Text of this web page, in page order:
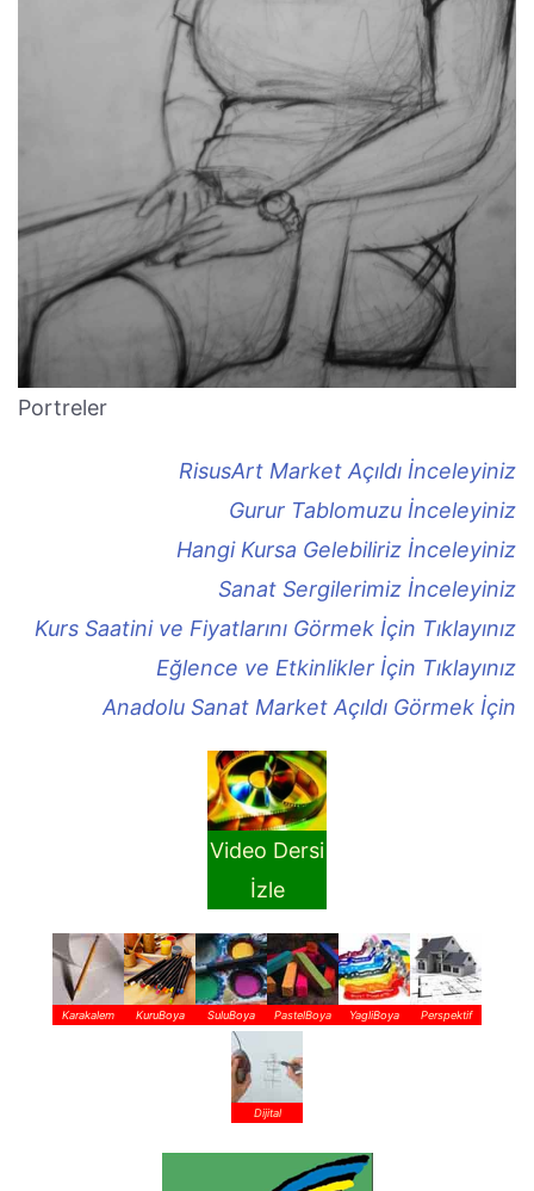
Portreler
RisusArt Market Açıldı İnceleyiniz
Gurur Tablomuzu İnceleyiniz
Hangi Kursa Gelebiliriz İnceleyiniz
Sanat Sergilerimiz İnceleyiniz
Kurs Saatini ve Fiyatlarını Görmek İçin Tıklayınız
Eğlence ve Etkinlikler İçin Tıklayınız
Anadolu Sanat Market Açıldı Görmek İçin
Video Dersi
İzle
Karakalem KuruBoya SuluBoya PastelBoya YagliBoya Perspektif
Dijital